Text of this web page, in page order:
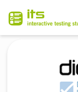
Inhalt
springen
Zertifizierungen